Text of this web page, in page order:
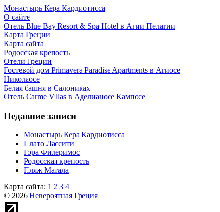
Монастырь Кера Кардиотисса
О сайте
Отель Blue Bay Resort & Spa Hotel в Агии Пелагии
Карта Греции
Карта сайта
Родосская крепость
Отели Греции
Гостевой дом Primavera Paradise Apartments в Агиосе
Николаосе
Белая башня в Салониках
Отель Carme Villas в Аделианосе Кампосе
Недавние записи
Монастырь Кера Кардиотисса
Плато Лассити
Гора Филеримос
Родосская крепость
Пляж Матала
Карта сайта: 1 2 3 4
© 2026 Невероятная Греция